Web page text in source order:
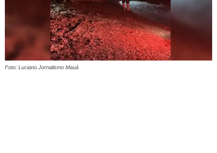
Foto: Luciano Jornalismo Mauá